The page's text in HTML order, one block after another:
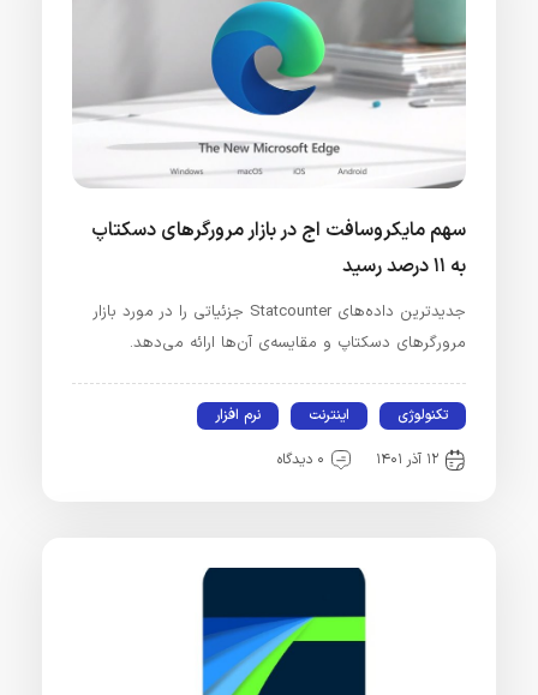
سهم مایکروسافت اج در بازار مرورگرهای دسکتاپ
جدیدترین داده‌های Statcounter جزئیاتی را در مورد بازار
مرورگرهای دسکتاپ و مقایسه‌ی آن‌ها ارائه می‌دهد.
تکنولوژی اینترنت نرم افزار